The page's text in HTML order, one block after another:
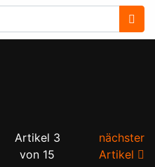
Artikel 3
von 15
nächster
Artikel